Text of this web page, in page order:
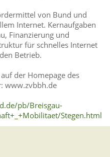
von Bund und
Internet. Kernaufgaben
Finanzierung und
für schnelles Internet
Betrieb.
der Homepage des
www.zvbbh.de
pb/Breisgau-
Stegen.html